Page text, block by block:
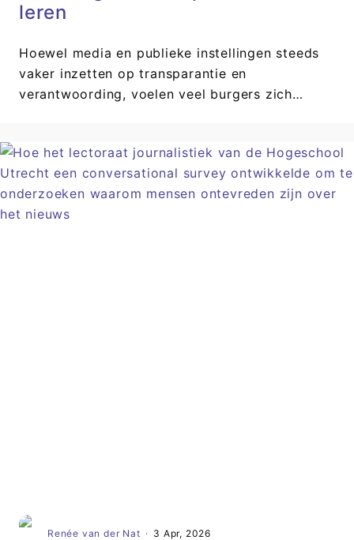
leren
Hoewel media en publieke instellingen steeds
vaker inzetten op transparantie en
verantwoording, voelen veel burgers zich…
Renée van der Nat · 3 Apr, 2026